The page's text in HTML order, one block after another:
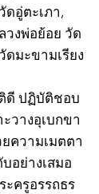
อู่ตะเภา,
วงพ่อย้อย วัด
มะขามเรียง
ดี ปฏิบัติชอบ
วางอุเบกขา
ความเมตตา
อย่างเสมอ
ครูอรรถธร